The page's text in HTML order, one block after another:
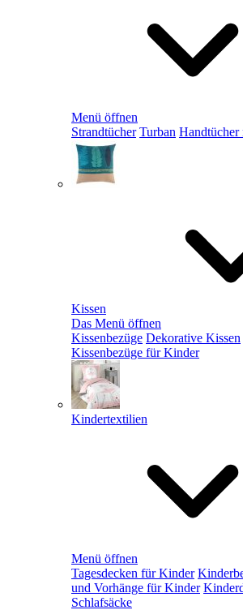
Menü öffnen
Strandtücher Turban Handtücher
Kissen
Das Menü öffnen
Kissenbezüge Dekorative Kissen
Kissenbezüge für Kinder
Kindertextilien
Menü öffnen
Tagesdecken für Kinder
und Vorhänge für Kinder
Schlafsäcke